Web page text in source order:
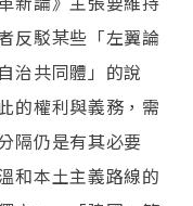
反駁某些「左翼論
治共同體」的說
的權利與義務，需
隔仍是有其必要
和本土主義路線的